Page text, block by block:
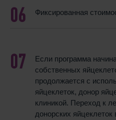
Фиксированная
Если программа
собственных
продолжается с
яйцеклеток, донор
клиникой. Переход к
донорских